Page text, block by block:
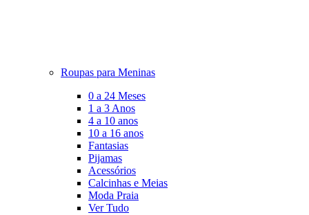
Roupas para Meninas
0 a 24 Meses
1 a 3 Anos
4 a 10 anos
10 a 16 anos
Fantasias
Pijamas
Acessórios
Calcinhas e Meias
Moda Praia
Ver Tudo